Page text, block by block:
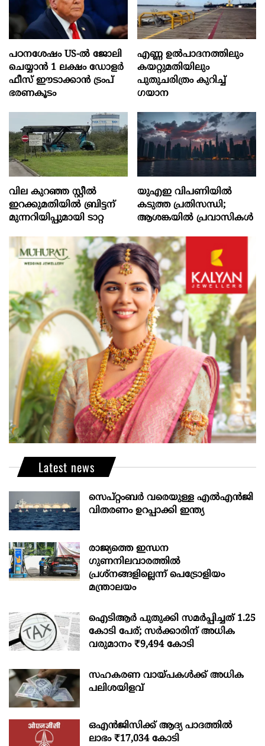
പഠനശേഷം US-ൽ ജോലി
ചെയ്യാൻ 1 ലക്ഷം ഡോളർ
ഫീസ് ഈടാക്കാൻ ട്രംപ്
ഭരണകൂടം
എണ്ണ ഉൽപാദനത്തിലും
കയറ്റുമതിയിലും
പുതുചരിത്രം കുറിച്ച്
ഗയാന
വില കുറഞ്ഞ സ്റ്റീൽ
ഇറക്കുമതിയിൽ ബ്രിട്ടന്
മുന്നറിയിപ്പുമായി ടാറ്റ
യുഎഇ വിപണിയില്‍
കടുത്ത പ്രതിസന്ധി;
ആശങ്കയില്‍ പ്രവാസികള്‍
Latest news
സെപ്റ്റംബർ വരെയുള്ള എൽഎൻജി
വിതരണം ഉറപ്പാക്കി ഇന്ത്യ
രാജ്യത്തെ ഇന്ധന
ഗുണനിലവാരത്തില്‍
പ്രശ്‌നങ്ങളില്ലെന്ന് പെട്രോളിയം
മന്ത്രാലയം
ഐടിആര്‍ പുതുക്കി സമർപ്പിച്ചത് 1.25
കോടി പേര്; സർക്കാരിന് അധിക
വരുമാനം ₹9,494 കോടി
സഹകരണ വായ്പകള്‍ക്ക് അധിക
പലിശയിളവ്
ഒഎന്‍ജിസിക്ക് ആദ്യ പാദത്തില്‍
ലാഭം ₹17,034 കോടി